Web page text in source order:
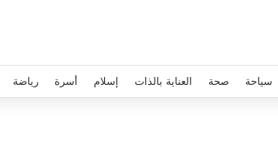
سياحة صحة العناية بالذات إسلام أسرة رياضة